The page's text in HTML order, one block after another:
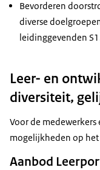
Bevorderen
diverse
leidinggevenden
Leer- en
diversiteit,
Voor de
mogelijkheden op
Aanbod